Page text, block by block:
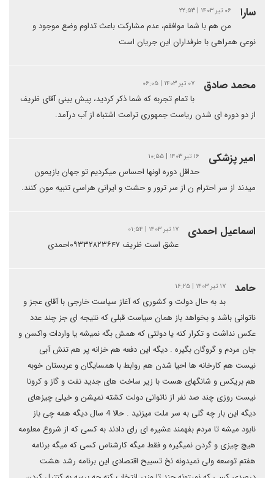
سارا ۰۶ تیر ۱۴۰۳ | ۲۲:۵۳
من هم با شما موافقم، عدم مشارکت باعث تداوم وضع موجود و
نوعی همراهی با طرفداران این جریان است
محمد صادق ۰۷ تیر ۱۴۰۳ | ۰۶:۰۵
با تمام تجربه که شما ذکر کردید، پیش بینی آقای ظریف
از دو دوره ای شدن ریاست جمهوری ترامت اشتباه از آب درآمد.
امیر پزشکی ۱۶ تیر ۱۴۰۳ | ۱۰:۵۵
حداقل دوره اونها احساس میکردیم تو جهان بازیمون
میدند از سر احترام ن از سر ترور و حشت و ایرانی هراسی تنبیه مون کنند.
اسماعیل احمدی ۱۷ تیر ۱۴۰۳ | ۰۱:۵۴
عشق است ظریف ۰۹۳۳۲۸۲۳۶۴۷احمدی
حامد ۱۷ تیر ۱۴۰۳ | ۱۶:۲۵
بد به حال دولت و کشوری که آغاز سیاست خارجی با آقای عجز و
ناتوانی باشد و بخواهد باز همان سیاست قبلی که نتیجه ای جز چند عدد
عکس نداشت و تکرار کنه یا دولتی که همش بگه نمیشه یا واردات واکسن و
جان مردم و گروگان بگیره . دیگه این دفعه هم خزانه پر هم تنش آبی
نیست هم کارخانه ها احیا شدن هم روابط با همسایگان و عربستان خوبه
هم بریکس و شانگهای هست با زیر ساخت های جدید نفت و گاز و کرونا
نیست روزی چند صد نفر از ناتوانی دولت کشته نمیشن و خیلی چیزهای
دیگه این بار چه گلی به سر ملت میزنید . حالا 4 سال دیگه همه چی باز
نابود میشه تا مردم بفهمند عشیره ای رای دادند به کسی که از شروع معلومه
هیچ چیزی و گردن نمیگیره و فقط میگه کارشناس کسی که میگه برنامه
هفتم توسعه ولی نمیدونه نخ تسبیح اقتصادی این برنامه رشد هشت